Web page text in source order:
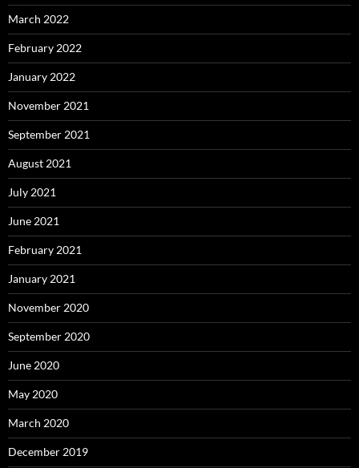
March 2022
February 2022
January 2022
November 2021
September 2021
August 2021
July 2021
June 2021
February 2021
January 2021
November 2020
September 2020
June 2020
May 2020
March 2020
December 2019